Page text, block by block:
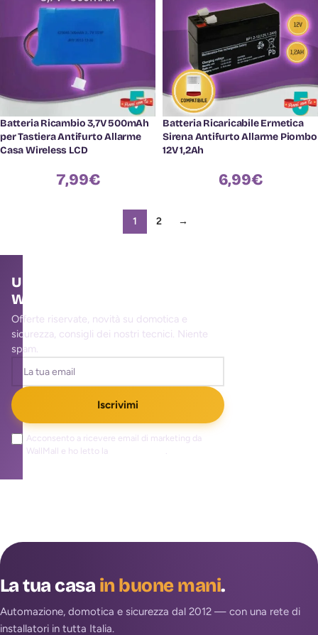
Batteria Ricambio 3,7V 500mAh
per Tastiera Antifurto Allarme
Casa Wireless LCD
7,99€
Batteria Ricaricabile Ermetica
Sirena Antifurto Allarme Piombo
12V 1,2Ah
6,99€
1 2 →
Unisciti alla community
WallMall
Offerte riservate, novità su domotica e
sicurezza, consigli dei nostri tecnici. Niente
spam.
Iscrivimi
Acconsento a ricevere email di marketing da
WallMall e ho letto la
.
La tua casain buone mani.
Automazione, domotica e sicurezza dal 2012 — con una rete di
installatori in tutta Italia.